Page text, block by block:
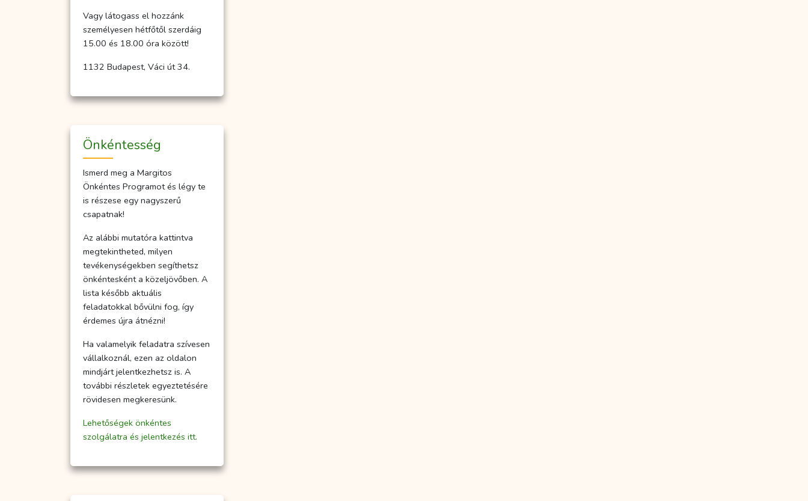
Vagy látogass el hozzánk
személyesen hétfőtől szerdáig
15.00 és 18.00 óra között!
1132 Budapest, Váci út 34.
Önkéntesség
Ismerd meg a Margitos
Önkéntes Programot és légy te
is részese egy nagyszerű
csapatnak!
Az alábbi mutatóra kattintva
megtekintheted, milyen
tevékenységekben segíthetsz
önkéntesként a közeljövőben. A
lista később aktuális
feladatokkal bővülni fog, így
érdemes újra átnézni!
Ha valamelyik feladatra szívesen
vállalkoznál, ezen az oldalon
mindjárt jelentkezhetsz is. A
további részletek egyeztetésére
rövidesen megkeresünk.
Lehetőségek önkéntes
szolgálatra és jelentkezés itt.